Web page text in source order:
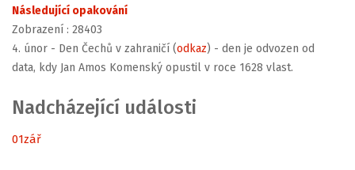
Následující opakování
Zobrazení : 28403
4. únor - Den Čechů v zahraničí (odkaz) - den je odvozen od
data, kdy Jan Amos Komenský opustil v roce 1628 vlast.
Nadcházející události
01zář